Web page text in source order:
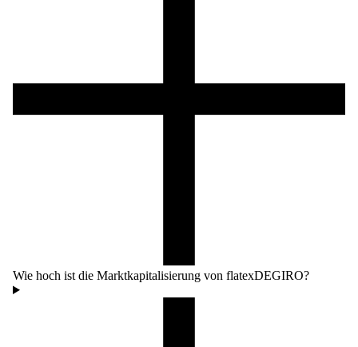
Wie hoch ist die Marktkapitalisierung von flatexDEGIRO?